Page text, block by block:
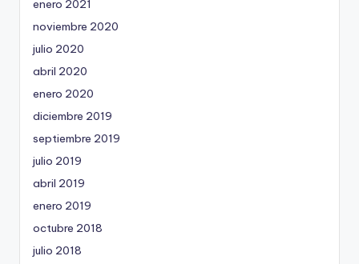
enero 2021
noviembre 2020
julio 2020
abril 2020
enero 2020
diciembre 2019
septiembre 2019
julio 2019
abril 2019
enero 2019
octubre 2018
julio 2018